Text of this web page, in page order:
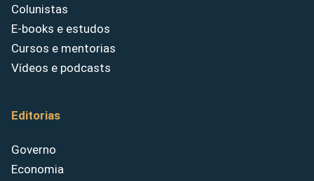
Colunistas
E-books e estudos
Cursos e mentorias
Vídeos e podcasts
Editorias
Governo
Economia